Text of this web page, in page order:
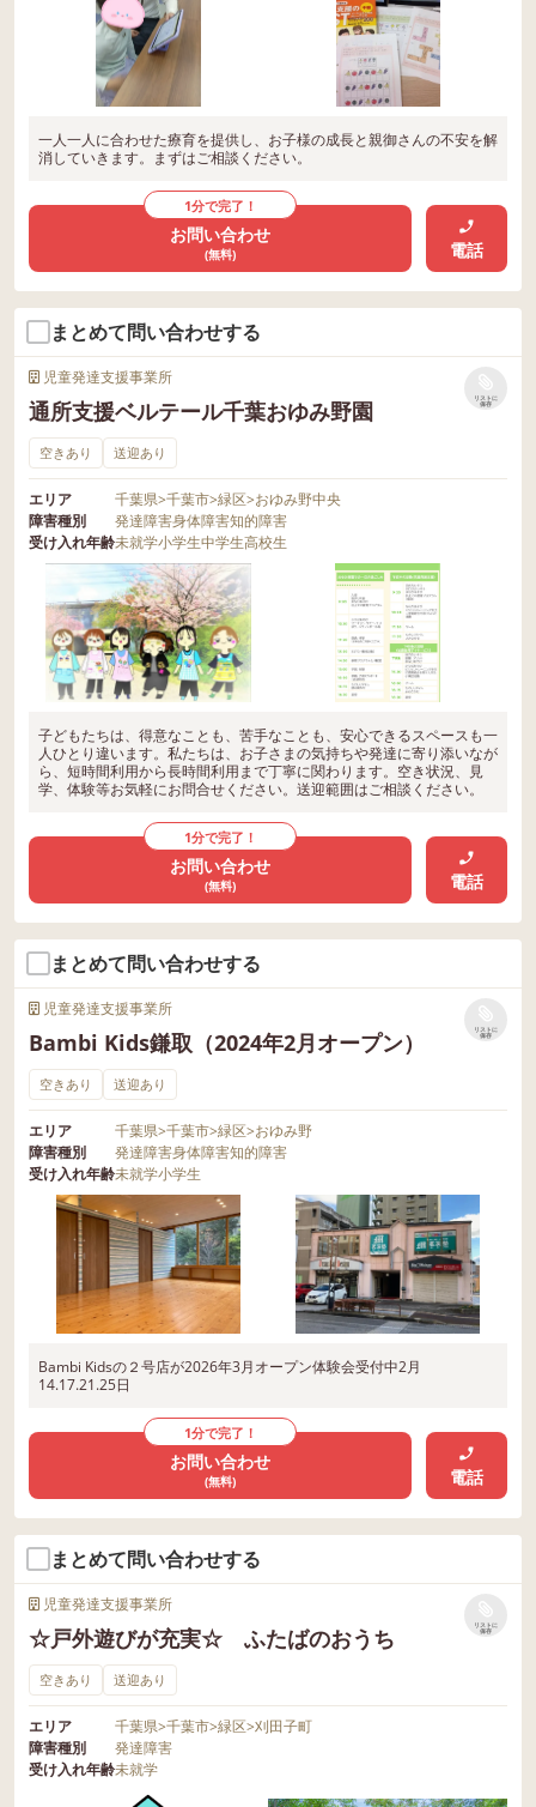
一人一人に合わせた療育を提供し、お子様の成長と親御さんの不安を解
消していきます。まずはご相談ください。
1分で完了！
お問い合わせ
(無料) 電話
まとめて問い合わせする
児童発達支援事業所
通所支援ベルテール千葉おゆみ野園
リストに
保存
空きあり 送迎あり
エリア 千葉県>千葉市>緑区>おゆみ野中央
障害種別
発達障害身体障害知的障害
受け入れ年齢未就学小学生中学生高校生
子どもたちは、得意なことも、苦手なことも、安心できるスペースも一
人ひとり違います。私たちは、お子さまの気持ちや発達に寄り添いなが
ら、短時間利用から長時間利用まで丁寧に関わります。空き状況、見
学、体験等お気軽にお問合せください。送迎範囲はご相談ください。
1分で完了！
お問い合わせ
(無料) 電話
まとめて問い合わせする
児童発達支援事業所
Bambi Kids鎌取（2024年2月オープン）
リストに
保存
空きあり 送迎あり
エリア 千葉県>千葉市>緑区>おゆみ野
障害種別
発達障害身体障害知的障害
受け入れ年齢未就学小学生
Bambi Kidsの２号店が2026年3月オープン体験会受付中2月
14.17.21.25日
1分で完了！
お問い合わせ
(無料) 電話
まとめて問い合わせする
児童発達支援事業所
☆戸外遊びが充実☆ ふたばのおうち
リストに
保存
空きあり 送迎あり
エリア 千葉県>千葉市>緑区>刈田子町
障害種別
発達障害
受け入れ年齢未就学